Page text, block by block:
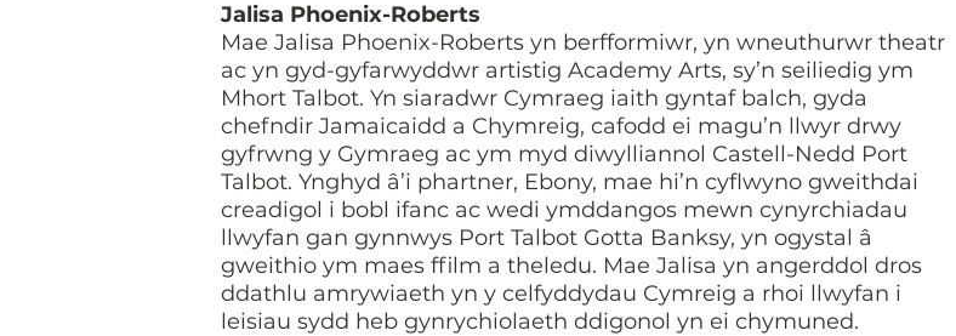
Jalisa Phoenix-Roberts
Mae Jalisa Phoenix-Roberts yn berfformiwr, yn wneuthurwr theatr
ac yn gyd-gyfarwyddwr artistig Academy Arts, sy’n seiliedig ym
Mhort Talbot. Yn siaradwr Cymraeg iaith gyntaf balch, gyda
chefndir Jamaicaidd a Chymreig, cafodd ei magu’n llwyr drwy
gyfrwng y Gymraeg ac ym myd diwylliannol Castell-Nedd Port
Talbot. Ynghyd â’i phartner, Ebony, mae hi’n cyflwyno gweithdai
creadigol i bobl ifanc ac wedi ymddangos mewn cynyrchiadau
llwyfan gan gynnwys Port Talbot Gotta Banksy, yn ogystal â
gweithio ym maes ffilm a theledu. Mae Jalisa yn angerddol dros
ddathlu amrywiaeth yn y celfyddydau Cymreig a rhoi llwyfan i
leisiau sydd heb gynrychiolaeth ddigonol yn ei chymuned.